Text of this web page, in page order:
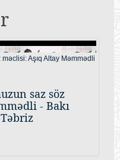
saz söz
- Bakı